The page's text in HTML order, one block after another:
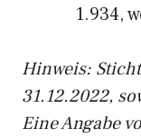
1.934,
Hinweis:
31.12.2022,
Eine Angabe